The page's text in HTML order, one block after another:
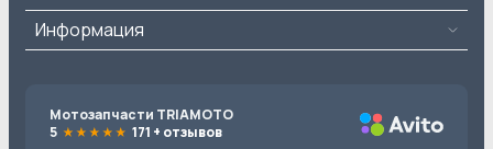
Информация
Мотозапчасти TRIAMOTO
5
171 + отзывов